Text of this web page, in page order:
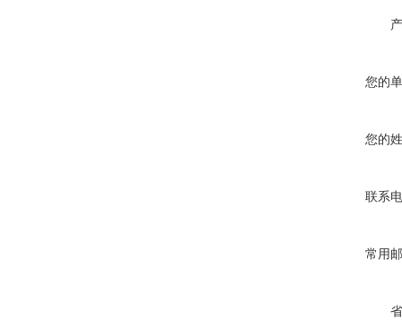
您的
您的
联系
常用